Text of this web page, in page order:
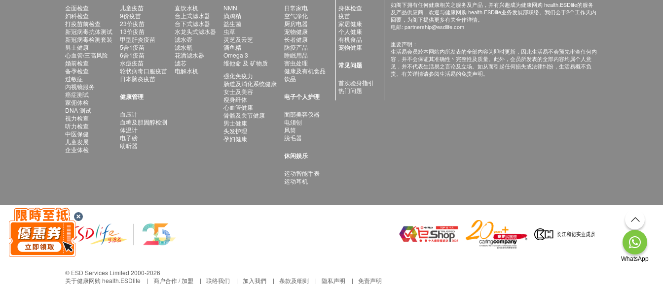
全面检查
妇科检查
打疫苗前检查
新冠病毒抗体测试
新冠病毒检测套装
男士健康
心血管/三高风险
婚前检查
备孕检查
过敏症
内视镜服务
癌症测试
家佣体检
DNA 测试
视力检查
听力检查
中医保健
儿童发展
企业体检
儿童疫苗
9价疫苗
23价疫苗
13价疫苗
甲型肝炎疫苗
5合1疫苗
6合1疫苗
水痘疫苗
轮状病毒口服疫苗
日本脑炎疫苗
健康管理
血压计
血糖及胆固醇检测
体温计
电子磅
助听器
直饮水机
台上式滤水器
台下式滤水器
水龙头式滤水器
滤水壶
滤水瓶
花洒滤水器
滤芯
电解水机
NMN
滴鸡精
益生菌
虫草
灵芝及云芝
滴鱼精
Omega 3
维他命 及 矿物质
强化免疫力
肠道及消化系统健康
女士及美容
瘦身纤体
心血管健康
骨骼及关节健康
男士健康
头发护理
孕妇健康
日常家电
空气净化
厨房电器
宠物健康
长者健康
防疫产品
睡眠用品
害虫处理
健康及有机食品
饮品
电子个人护理
面部美容仪器
电须刨
风筒
脱毛器
休闲娱乐
运动智能手表
运动耳机
身体检查
疫苗
家居健康
个人健康
有机食品
宠物健康
常见问题
首次验身指引
热门问题
如阁下拥有任何健康相关之服务及产品，并有兴趣成为健康网购 health.ESDlife的服务
及产品供应商，欢迎与健康网购 health.ESDlife业务发展部联络。我们会于2个工作天内
回覆，为阁下提供更多有关合作详情。
电邮: partnership@esdlife.com
重要声明：
生活易会员於本网站内所发表的全部内容为即时更新，因此生活易不会预先审查任何内
容，并不会保证其准确性丶完整性及质量。此外，会员所发表的全部内容均属个人意
见，并不代表生活易之言论及立场。如从而引起任何损失或法律纠纷，生活易概不负
责。有关详情请参阅生活易的免责声明。
© ESD Services Limited 2000-2026
关于健康网购 health.ESDlife
商户合作 / 加盟 联络我们 加入我們 条款及细则 隐私声明 免责声明
WhatsApp